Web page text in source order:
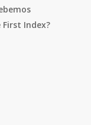
Index?